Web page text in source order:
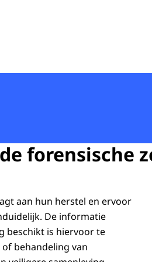
forensische
aan hun herstel en ervoor
De informatie
beschikt is hiervoor te
behandeling van